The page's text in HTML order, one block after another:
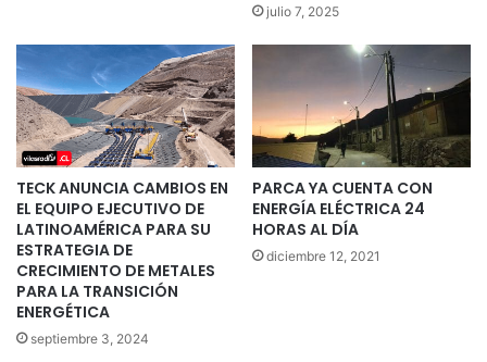
julio 7, 2025
TECK ANUNCIA CAMBIOS EN
EL EQUIPO EJECUTIVO DE
LATINOAMÉRICA PARA SU
ESTRATEGIA DE
CRECIMIENTO DE METALES
PARA LA TRANSICIÓN
ENERGÉTICA
septiembre 3, 2024
PARCA YA CUENTA CON
ENERGÍA ELÉCTRICA 24
HORAS AL DÍA
diciembre 12, 2021